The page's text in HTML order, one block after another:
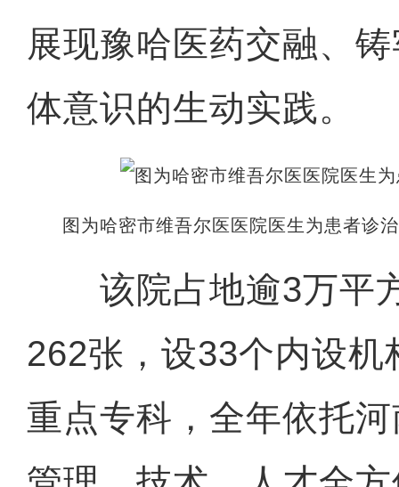
展现豫哈医药交融、
体意识的生动实践。
图为哈密市维吾尔医医院医生为患者诊
该院占地逾3万平
262张，设33个内设
重点专科，全年依托